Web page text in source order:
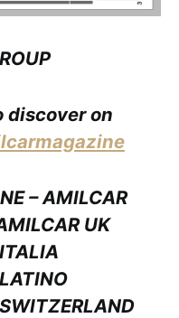
discover on
– AMILCAR
UK